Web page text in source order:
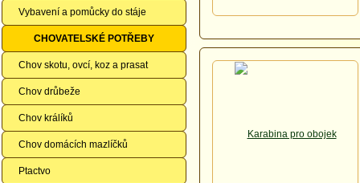
Vybavení a pomůcky do stáje
CHOVATELSKÉ POTŘEBY
Chov skotu, ovcí, koz a prasat
Chov drůbeže
Chov králíků
Chov domácích mazlíčků
Ptactvo